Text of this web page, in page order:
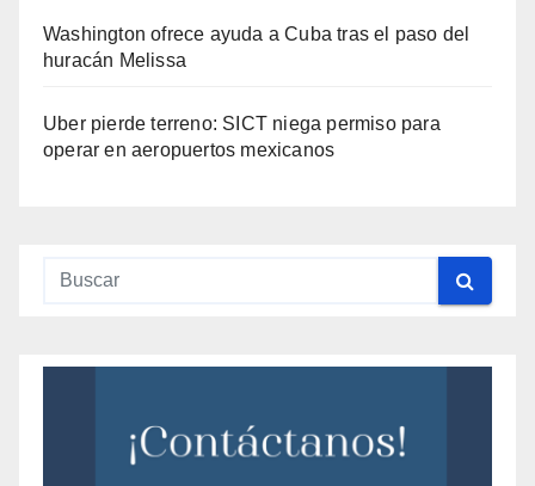
Washington ofrece ayuda a Cuba tras el paso del
huracán Melissa
Uber pierde terreno: SICT niega permiso para
operar en aeropuertos mexicanos